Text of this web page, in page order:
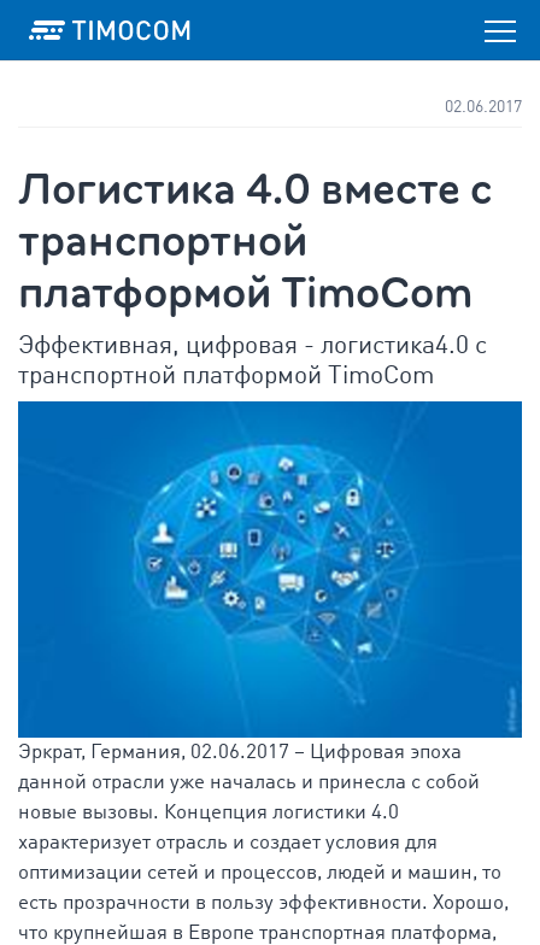
02.06.2017
Логистика 4.0 вместе с
транспортной
платформой TimoCom
Эффективная, цифровая - логистика4.0 с
транспортной платформой TimoCom
Эркрат, Германия, 02.06.2017 – Цифровая эпоха
данной отрасли уже началась и принесла с собой
новые вызовы. Концепция логистики 4.0
характеризует отрасль и создает условия для
оптимизации сетей и процессов, людей и машин, то
есть прозрачности в пользу эффективности. Хорошо,
что крупнейшая в Европе транспортная платформа,